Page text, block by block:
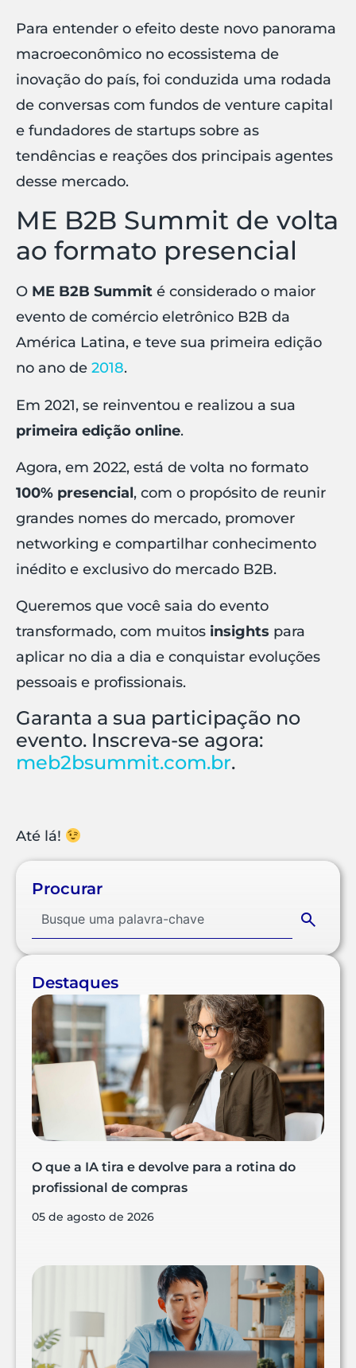
Para entender o efeito deste novo panorama
macroeconômico no ecossistema de
inovação do país, foi conduzida uma rodada
de conversas com fundos de venture capital
e fundadores de startups sobre as
tendências e reações dos principais agentes
desse mercado.
ME B2B Summit de volta
ao formato presencial
O ME B2B Summit é considerado o maior
evento de comércio eletrônico B2B da
América Latina, e teve sua primeira edição
no ano de 2018.
Em 2021, se reinventou e realizou a sua
primeira edição online.
Agora, em 2022, está de volta no formato
100% presencial, com o propósito de reunir
grandes nomes do mercado, promover
networking e compartilhar conhecimento
inédito e exclusivo do mercado B2B.
Queremos que você saia do evento
transformado, com muitos insights para
aplicar no dia a dia e conquistar evoluções
pessoais e profissionais.
Garanta a sua participação no
evento. Inscreva-se agora:
meb2bsummit.com.br.
Até lá!
Procurar
Destaques
O que a IA tira e devolve para a rotina do
profissional de compras
05 de agosto de 2026